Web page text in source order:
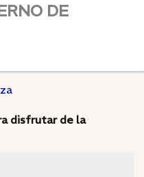
DE
disfrutar de la